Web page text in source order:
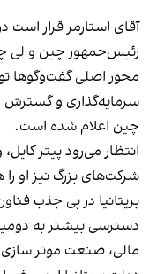
آقای استارمر قرار
رئیس‌جمهور چین و لی
محور اصلی گفت‌وگوها
سرمایه‌گذاری و گسترش
چین اعلام شده است.
انتظار می‌رود پیتر
شرکت‌های بزرگ نیز او
بریتانیا در پی جذب
دسترسی بیشتر به
مالی، صنعت موتر